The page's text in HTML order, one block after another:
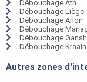
Débouchage Ath
Débouchage Liège
Débouchage Arlon
Débouchage
Débouchage
Débouchage
Autres zones